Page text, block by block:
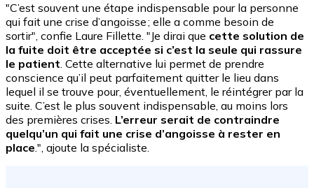
"C’est souvent une étape indispensable pour la personne
qui fait une crise d’angoisse ; elle a comme besoin de
sortir", confie Laure Fillette. "Je dirai que cette solution de
la fuite doit être acceptée si c’est la seule qui rassure
le patient. Cette alternative lui permet de prendre
conscience qu’il peut parfaitement quitter le lieu dans
lequel il se trouve pour, éventuellement, le réintégrer par la
suite. C’est le plus souvent indispensable, au moins lors
des premières crises. L’erreur serait de contraindre
quelqu’un qui fait une crise d’angoisse à rester en
place.", ajoute la spécialiste.